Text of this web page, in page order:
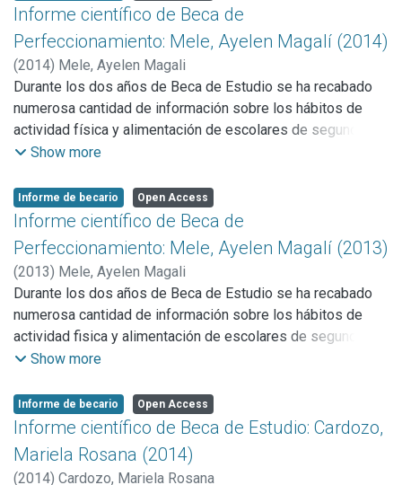
estado del arte.
• Ajustes en el marco teórico-metodológico.
• Lectura de bibliografía para la elaboración de herramientas
de recolección de datos.
• Confección de las herramientas.
• Contacto con informantes clave.
• Salida al campo y realización de entrevistas con adultos
mayores.
• Análisis de las entrevistas.
Informe científico de Beca de
Perfeccionamiento: Mele, Ayelen Magalí (2014)
(2014) Mele, Ayelen Magali
Durante los dos años de Beca de Estudio se ha recabado
numerosa cantidad de información sobre los hábitos de
actividad física y alimentación de escolares de segundo
ciclo de EPB, así como su estado nutricional.
priorizo la culminación del análisis y divulgación de dicha
información. Para ello se llevó a cabo:
- Actualización de Bibliografía.
- Procesamiento y análisis de datos de las encuestas
2011-2013 para la elaboración de ponencias y la
finalización de la Tesis de grado.
- Divulgación del trabajo realizado.
- Actividades de extensión universitaria.
- Organización de actividades científicas.
- Trabajo de campo.
Show more
Informe de becario Open Access
Informe científico de Beca de
Perfeccionamiento: Mele, Ayelen Magalí (2013)
(2013) Mele, Ayelen Magali
Durante los dos años de Beca de Estudio se ha recabado
numerosa cantidad de información sobre los hábitos de
actividad fisica y alimentación de escolares de segundo
ciclo de EPB, así como su estado nutricional. En el proyecto
estado nutricional, los hábitos de alimentación y los
patrones de actividad física en escolares de distinto nivel
socioeconómico que asisten a 4º, 5º y 6º año del nivel
primario de escuelas de la ciudad de La Plata. Asimismo,
Show more
Informe de becario Open Access
Informe científico de Beca de Estudio: Cardozo,
Mariela Rosana (2014)
(2014) Cardozo, Mariela Rosana